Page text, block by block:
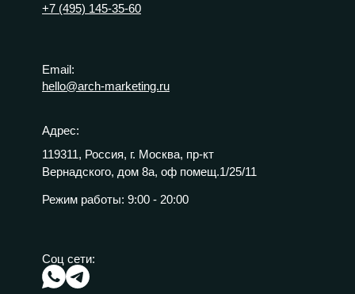
Адрес:
119311, Россия, г. Москва, пр-кт
Вернадского, дом 8а, оф помещ.1/25/11
Режим работы: 9:00 - 20:00
Соц сети:
Email:
hello@arch-marketing.ru
+7 (495) 145-35-60